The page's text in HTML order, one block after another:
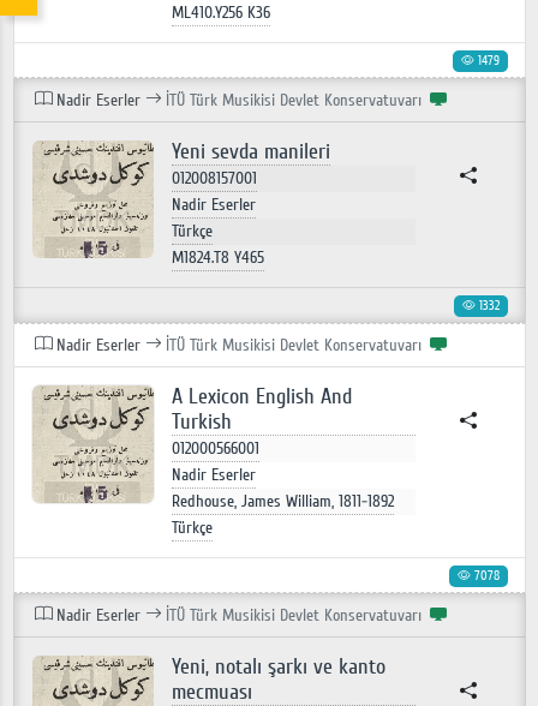
ML410.Y256 K36
1479
Nadir Eserler İTÜ Türk Musikisi Devlet Konservatuvarı
Yeni sevda manileri
012008157001
Nadir Eserler
Türkçe
M1824.T8 Y465
1332
Nadir Eserler İTÜ Türk Musikisi Devlet Konservatuvarı
A Lexicon English And
Turkish
012000566001
Nadir Eserler
Redhouse, James William, 1811-1892
Türkçe
7078
Nadir Eserler İTÜ Türk Musikisi Devlet Konservatuvarı
Yeni, notalı şarkı ve kanto
mecmuası